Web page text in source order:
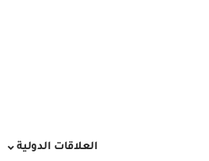
العلاقات الدولية